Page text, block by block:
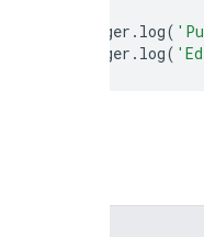
Logger . log(
Logger . log(